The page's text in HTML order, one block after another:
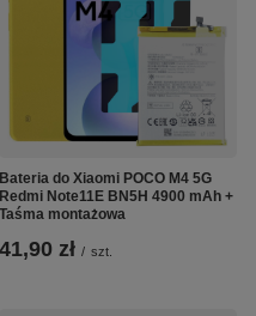
Bateria do Xiaomi POCO M4 5G
Redmi Note11E BN5H 4900 mAh +
Taśma montażowa
41,90 zł / szt.